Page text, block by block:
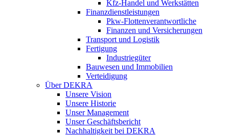
Kfz-Handel und Werkstätten
Finanzdienstleistungen
Pkw‑Flottenverantwortliche
Finanzen und Versicherungen
Transport und Logistik
Fertigung
Industriegüter
Bauwesen und Immobilien
Verteidigung
Über DEKRA
Unsere Vision
Unsere Historie
Unser Management
Unser Geschäftsbericht
Nachhaltigkeit bei DEKRA